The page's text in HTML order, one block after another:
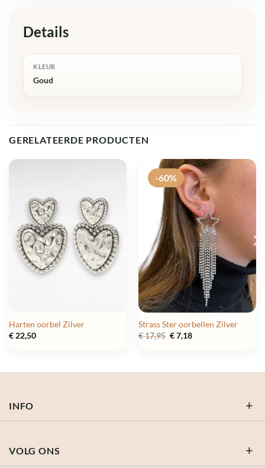
Details
KLEUR
Goud
GERELATEERDE PRODUCTEN
Harten oorbel Zilver
€22,50
-60%
Strass Ster oorbellen Zilver
€17,95 Oorspronkelijke
prijs
€7,18Huidige
INFO
VOLG ONS